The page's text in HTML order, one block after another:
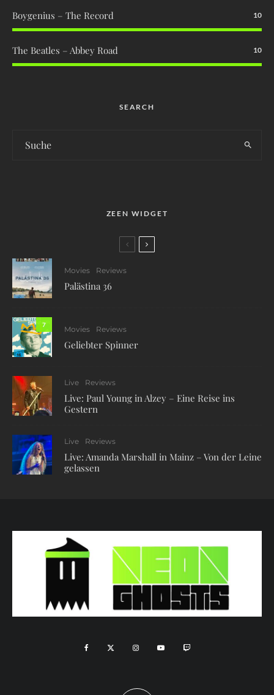
Boygenius – The Record 10
The Beatles – Abbey Road 10
SEARCH
ZEEN WIDGET
Movies Reviews
Palästina 36
7
Movies Reviews
Geliebter Spinner
Live Reviews
Live: Paul Young in Alzey – Eine Reise ins
Gestern
Live Reviews
Live: Amanda Marshall in Mainz – Von der Leine
gelassen